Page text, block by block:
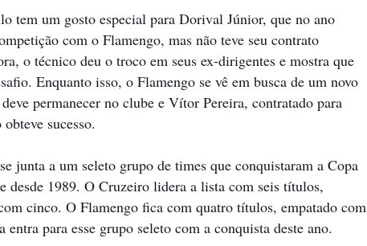
tem um gosto especial para Dorival Júnior, que no ano
com o Flamengo, mas não teve seu contrato
o técnico deu o troco em seus ex-dirigentes e mostra que
Enquanto isso, o Flamengo se vê em busca de um novo
permanecer no clube e Vítor Pereira, contratado para
sucesso.
junta a um seleto grupo de times que conquistaram a Copa
desde 1989. O Cruzeiro lidera a lista com seis títulos,
cinco. O Flamengo fica com quatro títulos, empatado com
para esse grupo seleto com a conquista deste ano.